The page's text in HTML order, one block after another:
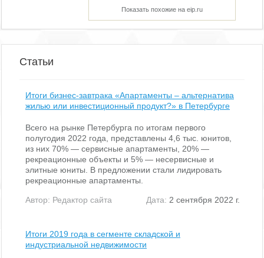
Показать похожие на eip.ru
Статьи
Итоги бизнес-завтрака «Апартаменты – альтернатива
жилью или инвестиционный продукт?» в Петербурге
Всего на рынке Петербурга по итогам первого
полугодия 2022 года, представлены 4,6 тыс. юнитов,
из них 70% — сервисные апартаменты, 20% —
рекреационные объекты и 5% — несервисные и
элитные юниты. В предложении стали лидировать
рекреационные апартаменты.
Автор: Редактор сайта Дата: 2 сентября 2022 г.
Итоги 2019 года в сегменте складской и
индустриальной недвижимости